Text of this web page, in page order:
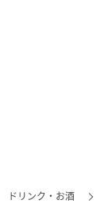
ドリンク・お酒